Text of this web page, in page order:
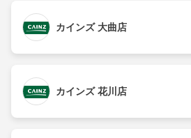
カインズ 大曲店
カインズ 花川店